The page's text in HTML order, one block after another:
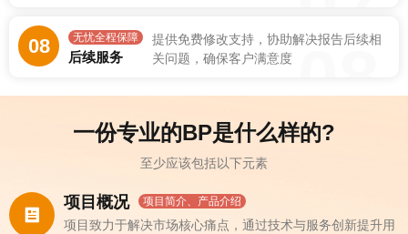
08 无忧全程保障
后续服务
提供免费修改支持，协助解决报告后续相
关问题，确保客户满意度 08
一份专业的BP是什么样的?
至少应该包括以下元素
项目概况 项目简介、产品介绍
项目致力于解决市场核心痛点，通过技术与服务创新提升用